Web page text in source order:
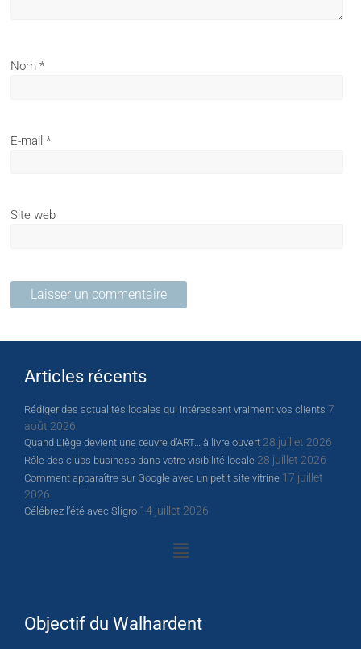
Nom*
E-mail*
Site web
Articles récents
Rédiger des actualités locales qui intéressent vraiment vos clients 7
août 2026
Quand Liège devient une œuvre d’ART… à livre ouvert 28 juillet 2026
Rôle des clubs business dans votre visibilité locale 28 juillet 2026
Comment apparaître sur Google avec un petit site vitrine 17 juillet
2026
Célébrez l’été avec Sligro 14 juillet 2026
Objectif du Walhardent